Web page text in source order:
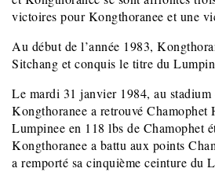
victoires pour Kongthoranee et une
Au début de l’année 1983,
Sitchang et conquis le titre du
Le mardi 31 janvier 1984, au
Kongthoranee a retrouvé Chamophet
Lumpinee en 118 lbs de Chamophet
Kongthoranee a battu aux points
a remporté sa cinquième ceinture du